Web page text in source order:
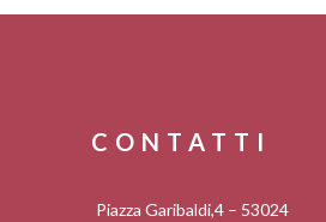
CONTATTI
Piazza Garibaldi,4 – 53024